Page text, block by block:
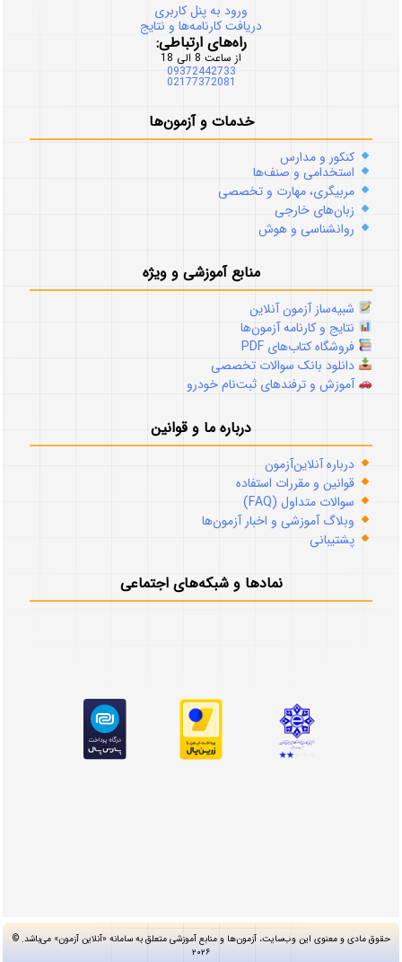
ورود به پنل کاربری
دریافت کارنامه‌ها و نتایج
راه‌های ارتباطی:
از ساعت 8 الی 18
09372442733
02177372081
خدمات و آزمون‌ها
کنکور و مدارس
استخدامی و صنف‌ها
مربیگری، مهارت و تخصصی
زبان‌های خارجی
روانشناسی و هوش
منابع آموزشی و ویژه
شبیه‌ساز آزمون آنلاین
نتایج و کارنامه آزمون‌ها
فروشگاه کتاب‌های PDF
دانلود بانک سوالات تخصصی
آموزش و ترفندهای ثبت‌نام خودرو
درباره ما و قوانین
درباره آنلاین‌آزمون
قوانین و مقررات استفاده
سوالات متداول (FAQ)
وبلاگ آموزشی و اخبار آزمون‌ها
پشتیبانی
نمادها و شبکه‌های اجتماعی
حقوق مادی و معنوی این وب‌سایت، آزمون‌ها و منابع آموزشی متعلق به سامانه «آنلاین آزمون» می‌باشد. ©
۲۰۲۶